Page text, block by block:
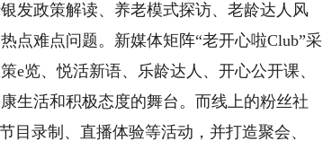
发政策解读、养老模式探访、老龄达人风
点难点问题。新媒体矩阵“老开心啦Club”采
e览、悦活新语、乐龄达人、开心公开课、
生活和积极态度的舞台。而线上的粉丝社
目录制、直播体验等活动，并打造聚会、